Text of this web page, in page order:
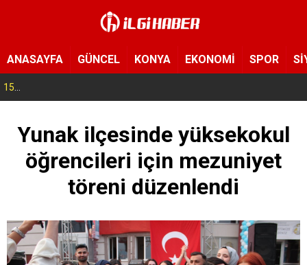
ANASAYFA GÜNCEL KONYA EKONOMİ SPOR
15:54
Yunak ilçesinde yüksekokul
öğrencileri için mezuniyet
töreni düzenlendi